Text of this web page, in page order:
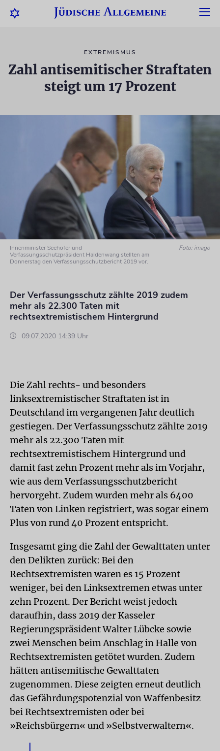
EXTREMISMUS
Zahl antisemitischer Straftaten
steigt um 17 Prozent
Innenminister Seehofer und
Verfassungsschutzpräsident Haldenwang stellten am
Donnerstag den Verfassungsschutzbericht 2019 vor.
Foto: imago
Der Verfassungsschutz zählte 2019 zudem
mehr als 22.300 Taten mit
rechtsextremistischem Hintergrund
09.07.2020 14:39 Uhr
Die Zahl rechts- und besonders
linksextremistischer Straftaten ist in
Deutschland im vergangenen Jahr deutlich
gestiegen. Der Verfassungsschutz zählte 2019
mehr als 22.300 Taten mit
rechtsextremistischem Hintergrund und
damit fast zehn Prozent mehr als im Vorjahr,
wie aus dem Verfassungsschutzbericht
hervorgeht. Zudem wurden mehr als 6400
Taten von Linken registriert, was sogar einem
Plus von rund 40 Prozent entspricht.
Insgesamt ging die Zahl der Gewalttaten unter
den Delikten zurück: Bei den
Rechtsextremisten waren es 15 Prozent
weniger, bei den Linksextremen etwas unter
zehn Prozent. Der Bericht weist jedoch
daraufhin, dass 2019 der Kasseler
Regierungspräsident Walter Lübcke sowie
zwei Menschen beim Anschlag in Halle von
Rechtsextremisten getötet wurden. Zudem
hätten antisemitische Gewalttaten
zugenommen. Diese zeigten erneut deutlich
das Gefährdungspotenzial von Waffenbesitz
bei Rechtsextremisten oder bei
»Reichsbürgern« und »Selbstverwaltern«.